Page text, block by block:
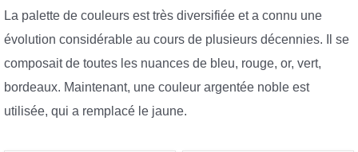
La palette de couleurs est très diversifiée et a connu une
évolution considérable au cours de plusieurs décennies. Il se
composait de toutes les nuances de bleu, rouge, or, vert,
bordeaux. Maintenant, une couleur argentée noble est
utilisée, qui a remplacé le jaune.